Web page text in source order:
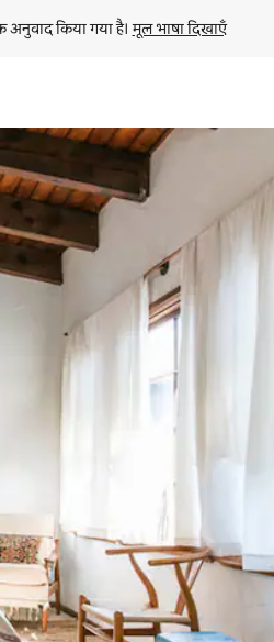
किया गया है। मूल भाषा दिखाएँ
का इस्तेमाल करके एक्सप्लोर करें।